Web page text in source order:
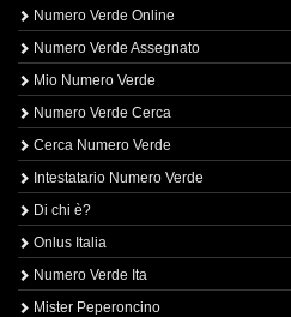
Numero Verde Online
Numero Verde Assegnato
Mio Numero Verde
Numero Verde Cerca
Cerca Numero Verde
Intestatario Numero Verde
Di chi è?
Onlus Italia
Numero Verde Ita
Mister Peperoncino